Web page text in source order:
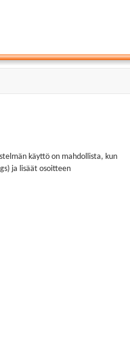
käyttö on mahdollista, kun
ja lisäät osoitteen